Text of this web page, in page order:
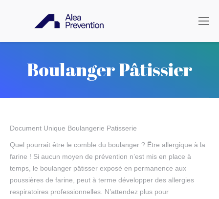
Boulanger Pâtissier
Document Unique Boulangerie Patisserie
Quel pourrait être le comble du boulanger ? Être allergique à la
farine ! Si aucun moyen de prévention n’est mis en place à
temps, le boulanger pâtisser exposé en permanence aux
poussières de farine, peut à terme développer des allergies
respiratoires professionnelles. N’attendez plus pour